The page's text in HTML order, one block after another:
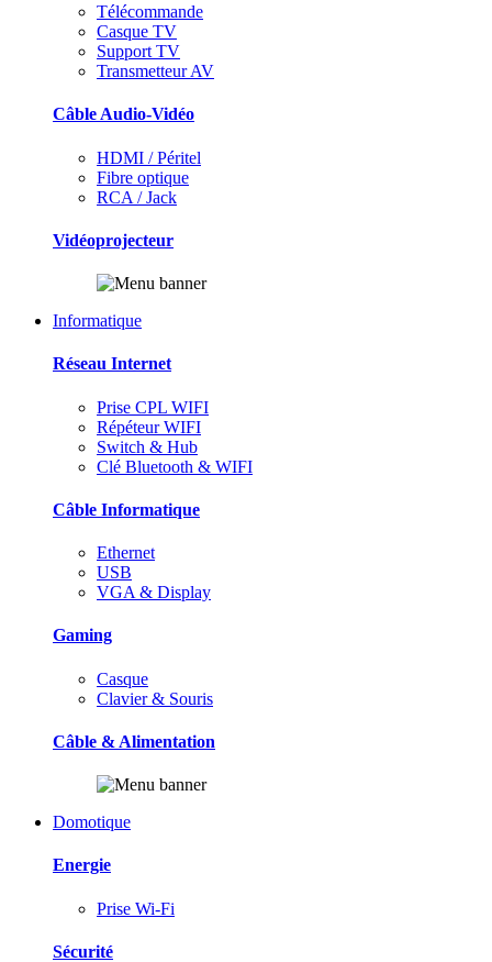
Télécommande
Casque TV
Support TV
Transmetteur AV
Câble Audio-Vidéo
HDMI / Péritel
Fibre optique
RCA / Jack
Vidéoprojecteur
Informatique
Réseau Internet
Prise CPL WIFI
Répéteur WIFI
Switch & Hub
Clé Bluetooth & WIFI
Câble Informatique
Ethernet
USB
VGA & Display
Gaming
Casque
Clavier & Souris
Câble & Alimentation
Domotique
Energie
Prise Wi-Fi
Sécurité